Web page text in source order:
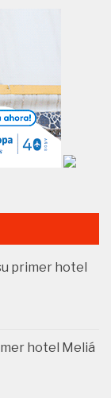
primer hotel
hotel Meliá